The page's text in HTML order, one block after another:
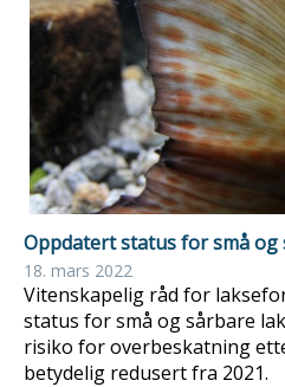
Oppdatert status for små
18. mars 2022
Vitenskapelig råd for
status for små og sårbare
risiko for overbeskatning
betydelig redusert fra 2021.